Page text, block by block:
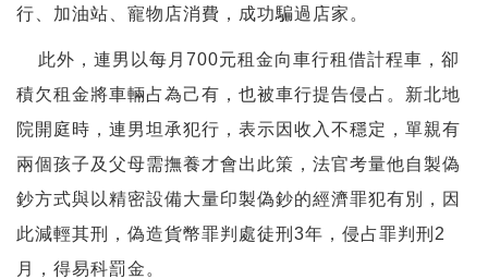
行、加油站、寵物店消費，成功騙過店家。
此外，連男以每月700元租金向車行租借計程車，卻
積欠租金將車輛占為己有，也被車行提告侵占。新北地
院開庭時，連男坦承犯行，表示因收入不穩定，單親有
兩個孩子及父母需撫養才會出此策，法官考量他自製偽
鈔方式與以精密設備大量印製偽鈔的經濟罪犯有別，因
此減輕其刑，偽造貨幣罪判處徒刑3年，侵占罪判刑2
月，得易科罰金。